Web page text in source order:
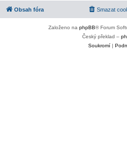
Obsah fóra Smazat
Založeno na phpBB® Forum
Český překlad –
Soukromí|